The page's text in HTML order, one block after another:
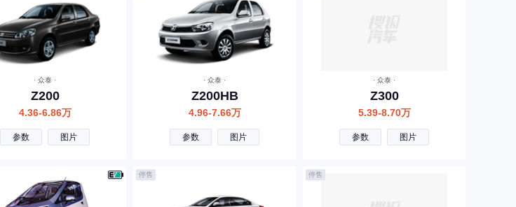
· 众泰 ·
Z200
4.36-6.86万
参数 图片
· 众泰 ·
Z200HB
4.96-7.66万
参数 图片
· 众泰 ·
Z300
5.39-8.70万
参数 图片
停售 停售